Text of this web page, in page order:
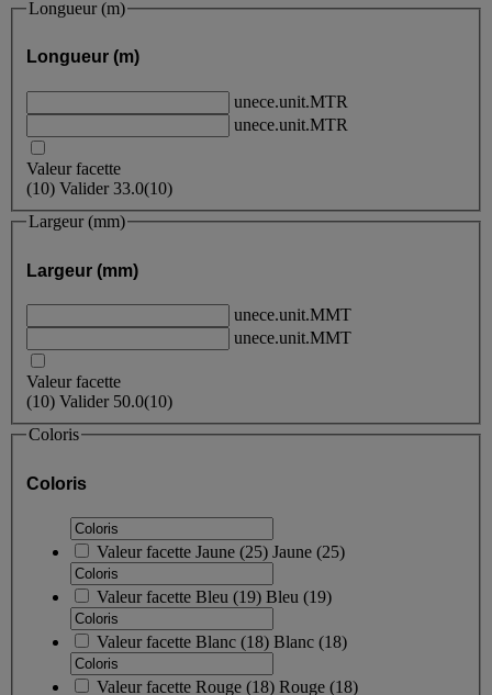
Longueur (m)
Longueur (m)
unece.unit.MTR
unece.unit.MTR
Valeur facette
(10) Valider33.0(10)
Largeur (mm)
Largeur (mm)
unece.unit.MMT
unece.unit.MMT
Valeur facette
(10) Valider 50.0(10)
Coloris
Coloris
Valeur facette Jaune (25) Jaune (25)
Valeur facette Bleu (19) Bleu (19)
Valeur facette Blanc (18) Blanc (18)
Valeur facette Rouge (18) Rouge (18)